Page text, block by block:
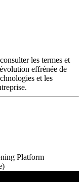
les termes et
effrénée de
et les
Platform